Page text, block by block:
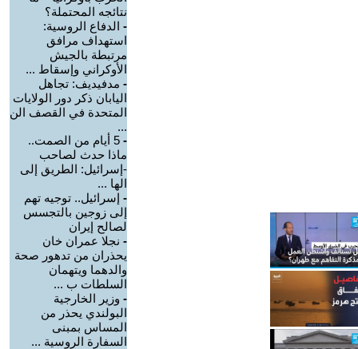
نتائجه المحتملة؟
- الدفاع الروسية:
استهداف مرافق
مرتبطة بالجيش
الأوكراني وإسقاط ...
- مدفيديف: تجاهل
اليابان ذكر دور الولايات
المتحدة في القصف الن
...
-
5 أيام من الصمت..
ماذا حدث لصاحب
-إسرائيل: الطريق إلى
الها ...
- إسرائيل.. توجيه تهم
إلى زوجين بالتجسس
لصالح إيران
- نجلا عمران خان
يحذران من تدهور صحة
والدهما ويتهمان
السلطات ب ...
- وزير الخارجية
البولندي يحذر من
المساس بمبنى
السفارة الروسية ...